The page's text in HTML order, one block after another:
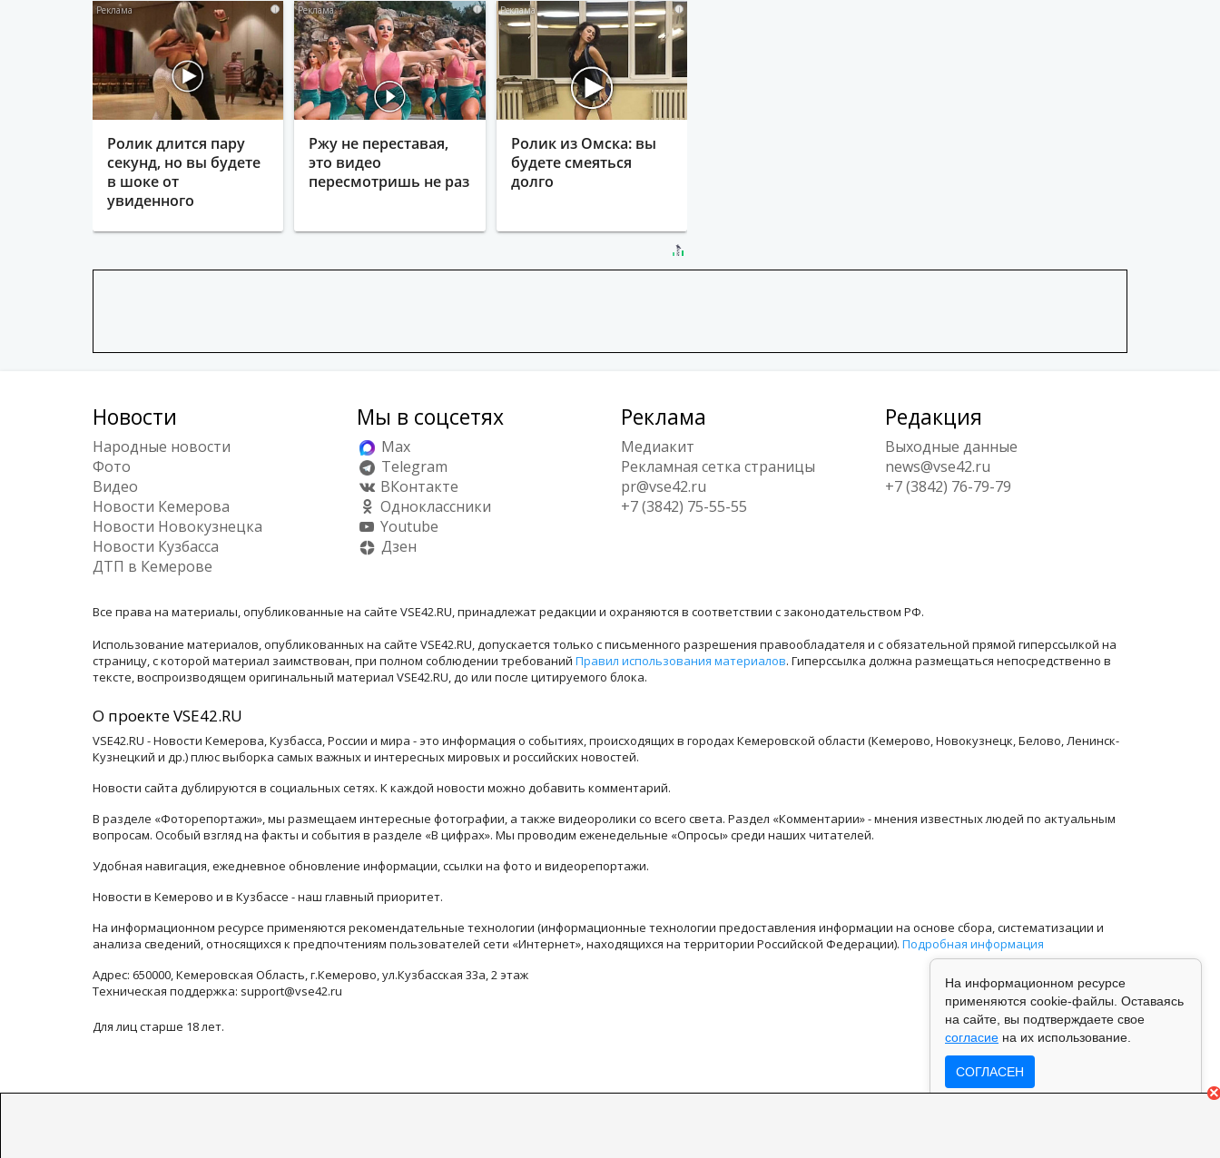
i
Ролик длится пару
секунд, но вы будете
в шоке от
увиденного
i
Ржу не переставая,
это видео
пересмотришь не раз
i
Ролик из Омска: вы
будете смеяться
долго
Новости
Народные новости
Фото
Видео
Новости Кемерова
Новости Новокузнецка
Новости Кузбасса
ДТП в Кемерове
Мы в соцсетях
Max
Telegram
ВКонтакте
Одноклассники
Youtube
Дзен
Реклама
Медиакит
Рекламная сетка страницы
pr@vse42.ru
+7 (3842) 75-55-55
Редакция
Выходные данные
news@vse42.ru
+7 (3842) 76-79-79
Все права на материалы, опубликованные на сайте VSE42.RU, принадлежат редакции и охраняются в соответствии с законодательством РФ.
Использование материалов, опубликованных на сайте VSE42.RU, допускается только с письменного разрешения правообладателя и с обязательной прямой гиперссылкой на
страницу, с которой материал заимствован, при полном соблюдении требований Правил использования материалов. Гиперссылка должна размещаться непосредственно в
тексте, воспроизводящем оригинальный материал VSE42.RU, до или после цитируемого блока.
О проекте VSE42.RU
VSE42.RU - Новости Кемерова, Кузбасса, России и мира - это информация о событиях, происходящих в городах Кемеровской области (Кемерово, Новокузнецк, Белово, Ленинск-
Кузнецкий и др.) плюс выборка самых важных и интересных мировых и российских новостей.
Новости сайта дублируются в социальных сетях. К каждой новости можно добавить комментарий.
В разделе «Фоторепортажи», мы размещаем интересные фотографии, а также видеоролики со всего света. Раздел «Комментарии» - мнения известных людей по актуальным
вопросам. Особый взгляд на факты и события в разделе «В цифрах». Мы проводим еженедельные «Опросы» среди наших читателей.
Удобная навигация, ежедневное обновление информации, ссылки на фото и видеорепортажи.
Новости в Кемерово и в Кузбассе - наш главный приоритет.
На информационном ресурсе применяются рекомендательные технологии (информационные технологии предоставления информации на основе сбора, систематизации и
анализа сведений, относящихся к предпочтениям пользователей сети «Интернет», находящихся на территории Российской Федерации). Подробная информация
Адрес: 650000, Кемеровская Область, г.Кемерово, ул.Кузбасская 33а, 2 этаж
Техническая поддержка: support@vse42.ru
Для лиц старше 18 лет.
На информационном ресурсе
применяются cookie-файлы. Оставаясь
на сайте, вы подтверждаете свое
согласие на их использование.
СОГЛАСЕН